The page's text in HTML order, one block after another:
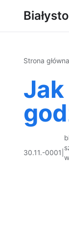
Strona główna
30.11.-0001